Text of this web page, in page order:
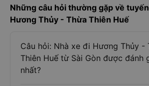
Những câu hỏi thường gặp về
Hương Thủy - Thừa Thiên Huế
Câu hỏi: Nhà xe đi Hương Thủy -
Thiên Huế từ Sài Gòn được đánh
nhất?